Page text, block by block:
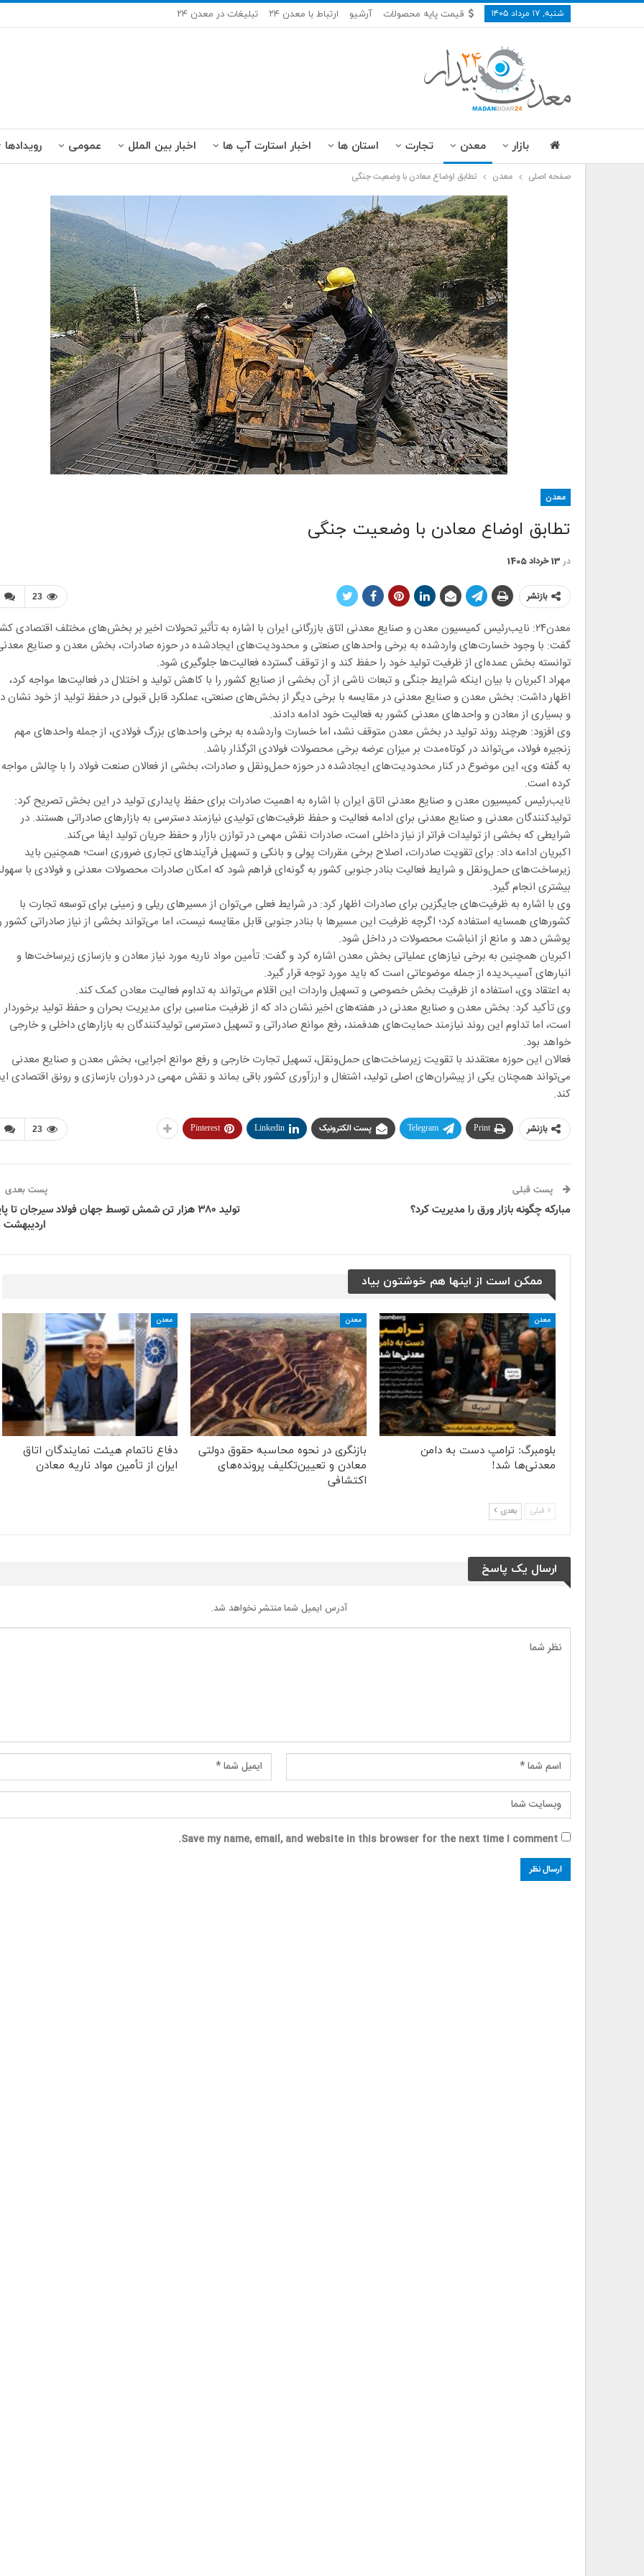
شنبه, ۱۷ مرداد ۱۴۰۵ قیمت پایه محصولات آرشیو ارتباط با معدن ۲۴ تبلیغات در معدن ۲۴
بازار معدن تجارت استان ها اخبار استارت آپ ها اخبار بین الملل عمومی رویدادها
صفحه اصلی معدن تطابق اوضاع معادن با وضعیت جنگی
معدن
تطابق اوضاع معادن با وضعیت جنگی
در 13 خرداد 1405
23 بازنشر
معدن۲۴: نایب‌رئیس کمیسیون معدن و صنایع معدنی اتاق بازرگانی ایران با اشاره به تأثیر تحولات اخیر بر بخش‌های مختلف اقتصادی
گفت: با وجود خسارت‌های واردشده به برخی واحدهای صنعتی و محدودیت‌های ایجادشده در حوزه صادرات، بخش معدن و صنایع
توانسته بخش عمده‌ای از ظرفیت تولید خود را حفظ کند و از توقف گسترده فعالیت‌ها جلوگیری شود.
مهراد اکبریان با بیان اینکه شرایط جنگی و تبعات ناشی از آن بخشی از صنایع کشور را با کاهش تولید و اختلال در فعالیت‌ها مواجه کرد،
اظهار داشت: بخش معدن و صنایع معدنی در مقایسه با برخی دیگر از بخش‌های صنعتی، عملکرد قابل قبولی در حفظ تولید از خود نشان
و بسیاری از معادن و واحدهای معدنی کشور به فعالیت خود ادامه دادند.
وی افزود: هرچند روند تولید در بخش معدن متوقف نشد، اما خسارت واردشده به برخی واحدهای بزرگ فولادی، از جمله واحدهای مهم
زنجیره فولاد، می‌تواند در کوتاه‌مدت بر میزان عرضه برخی محصولات فولادی اثرگذار باشد.
به گفته وی، این موضوع در کنار محدودیت‌های ایجادشده در حوزه حمل‌ونقل و صادرات، بخشی از فعالان صنعت فولاد را با چالش مواجه
کرده است.
نایب‌رئیس کمیسیون معدن و صنایع معدنی اتاق ایران با اشاره به اهمیت صادرات برای حفظ پایداری تولید در این بخش تصریح کرد:
تولیدکنندگان معدنی و صنایع معدنی برای ادامه فعالیت و حفظ ظرفیت‌های تولیدی نیازمند دسترسی به بازارهای صادراتی هستند. در
شرایطی که بخشی از تولیدات فراتر از نیاز داخلی است، صادرات نقش مهمی در توازن بازار و حفظ جریان تولید ایفا می‌کند.
اکبریان ادامه داد: برای تقویت صادرات، اصلاح برخی مقررات پولی و بانکی و تسهیل فرآیندهای تجاری ضروری است؛ همچنین باید
زیرساخت‌های حمل‌ونقل و شرایط فعالیت بنادر جنوبی کشور به گونه‌ای فراهم شود که امکان صادرات محصولات معدنی و فولادی با
بیشتری انجام گیرد.
وی با اشاره به ظرفیت‌های جایگزین برای صادرات اظهار کرد: در شرایط فعلی می‌توان از مسیرهای ریلی و زمینی برای توسعه تجارت با
کشورهای همسایه استفاده کرد؛ اگرچه ظرفیت این مسیرها با بنادر جنوبی قابل مقایسه نیست، اما می‌تواند بخشی از نیاز صادراتی کشور
پوشش دهد و مانع از انباشت محصولات در داخل شود.
اکبریان همچنین به برخی نیازهای عملیاتی بخش معدن اشاره کرد و گفت: تأمین مواد ناریه مورد نیاز معادن و بازسازی زیرساخت‌ها و
انبارهای آسیب‌دیده از جمله موضوعاتی است که باید مورد توجه قرار گیرد.
به اعتقاد وی، استفاده از ظرفیت بخش خصوصی و تسهیل واردات این اقلام می‌تواند به تداوم فعالیت معادن کمک کند.
وی تأکید کرد: بخش معدن و صنایع معدنی در هفته‌های اخیر نشان داد که از ظرفیت مناسبی برای مدیریت بحران و حفظ تولید برخوردار
است، اما تداوم این روند نیازمند حمایت‌های هدفمند، رفع موانع صادراتی و تسهیل دسترسی تولیدکنندگان به بازارهای داخلی و خارجی
خواهد بود.
فعالان این حوزه معتقدند با تقویت زیرساخت‌های حمل‌ونقل، تسهیل تجارت خارجی و رفع موانع اجرایی، بخش معدن و صنایع معدنی
می‌تواند همچنان یکی از پیشران‌های اصلی تولید، اشتغال و ارزآوری کشور باقی بماند و نقش مهمی در دوران بازسازی و رونق اقتصادی
کند.
23 بازنشر Print
Telegram پست الکترونیک Linkedin
Pinterest
پست قبلی
مبارکه چگونه بازار ورق را مدیریت کرد؟
پست بعدی
تولید ۳۸۰ هزار تن شمش توسط جهان فولاد سیرجان تا
اردیبهشت
ممکن است از اینها هم خوشتون بیاد
معدن
بلومبرگ: ترامپ دست به دامن
معدنی‌ها شد!
معدن
بازنگری در نحوه محاسبه حقوق دولتی
معادن و تعیین‌تکلیف پرونده‌های
اکتشافی
معدن
دفاع ناتمام هیئت نمایندگان اتاق
ایران از تأمین مواد ناریه معادن
قبلی بعدی
ارسال یک پاسخ
آدرس ایمیل شما منتشر نخواهد شد.
Save my name, email, and website in this browser for the next time I comment.